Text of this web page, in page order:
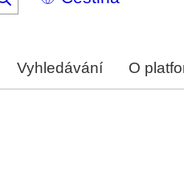
your
Vyhledávání O